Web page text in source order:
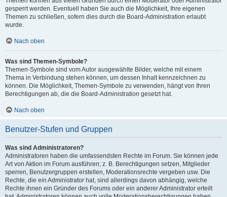
gesperrt werden. Eventuell haben Sie auch die Möglichkeit, Ihre eigenen
Themen zu schließen, sofern dies durch die Board-Administration erlaubt
wurde.
Nach oben
Was sind Themen-Symbole?
Themen-Symbole sind vom Autor ausgewählte Bilder, welche mit einem
Thema in Verbindung stehen können, um dessen Inhalt kennzeichnen zu
können. Die Möglichkeit, Themen-Symbole zu verwenden, hängt von Ihren
Berechtigungen ab, die die Board-Administration gesetzt hat.
Nach oben
Benutzer-Stufen und Gruppen
Was sind Administratoren?
Administratoren haben die umfassendsten Rechte im Forum. Sie können jede
Art von Aktion im Forum ausführen; z. B. Berechtigungen setzen, Mitglieder
sperren, Benutzergruppen erstellen, Moderationsrechte vergeben usw. Die
Rechte, die ein Administrator hat, sind allerdings davon abhängig, welche
Rechte ihnen ein Gründer des Forums oder ein anderer Administrator erteilt